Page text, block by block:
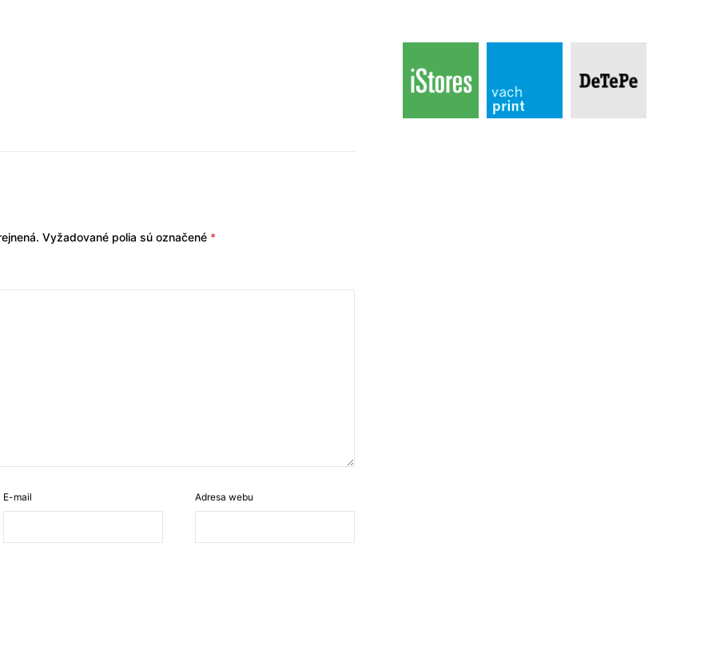
Vyžadované polia sú označené *
E-mail Adresa webu